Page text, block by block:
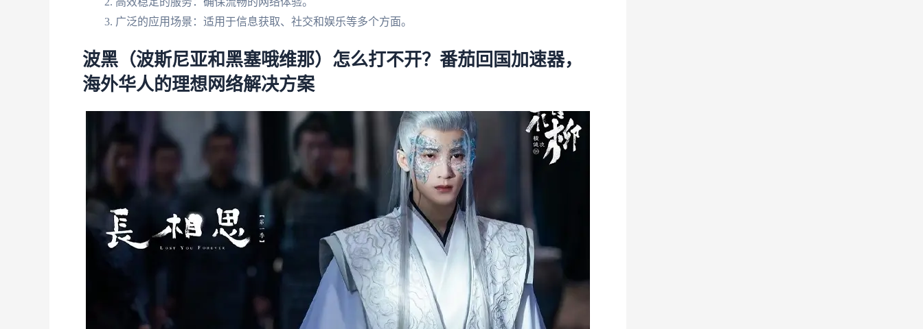
广泛的应用场景：适用于信息获取、社交和娱乐等多个方面。
波黑（波斯尼亚和黑塞哦维那）怎么打不开？番茄回国加速器，
海外华人的理想网络解决方案